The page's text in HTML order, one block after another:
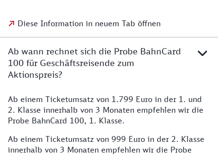
Diese Information in neuem Tab öffnen
Ab wann rechnet sich die Probe BahnCard
100 für Geschäftsreisende zum
Aktionspreis?
Ab einem Ticketumsatz von 1.799 Euro in der 1. und
2. Klasse innerhalb von 3 Monaten empfehlen wir die
Probe BahnCard 100, 1. Klasse.
Ab einem Ticketumsatz von 999 Euro in der 2. Klasse
innerhalb von 3 Monaten empfehlen wir die Probe